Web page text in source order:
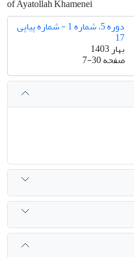
of Ayatollah Khamenei
دوره 5، شماره 1 - شماره پیاپی
17
بهار 1403
صفحه7-30